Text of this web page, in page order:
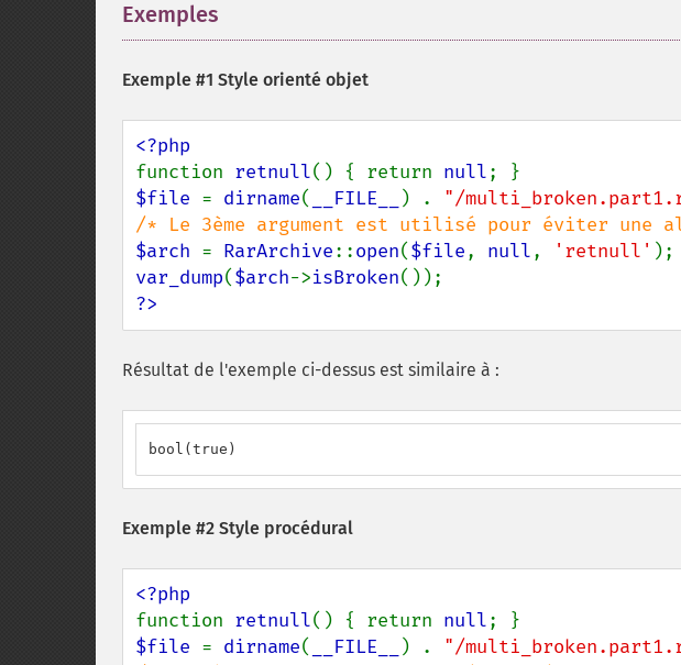
Exemples
Exemple #1 Style orienté objet
function retnull() { return null
$file = dirname( __FILE__ ) . "/
$arch = RarArchive::open($file, null, 'retnull'
var_dump($arch->isBroken
?>
Résultat de l'exemple ci-dessus est similaire à :
bool(true)
Exemple #2 Style procédural
function retnull() { return null
$file = dirname( __FILE__ ) . "/